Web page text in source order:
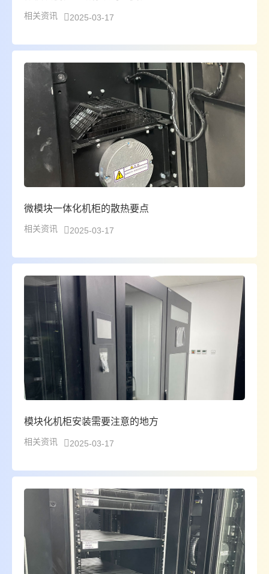
相关资讯 2025-03-17
微模块一体化机柜的散热要点
相关资讯 2025-03-17
模块化机柜安装需要注意的地方
相关资讯 2025-03-17